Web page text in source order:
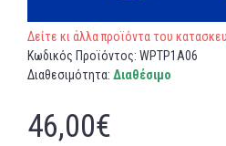
Δείτε κι άλλα προϊόντα του
Κωδικός Προϊόντος: WPTP1A06
Διαθεσιμότητα: Διαθέσιμο
46,00€